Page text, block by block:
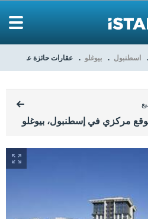
اسطنبول بيوغلو عقارات حائزة على
مركزي في إسطنبول، بيوغلو